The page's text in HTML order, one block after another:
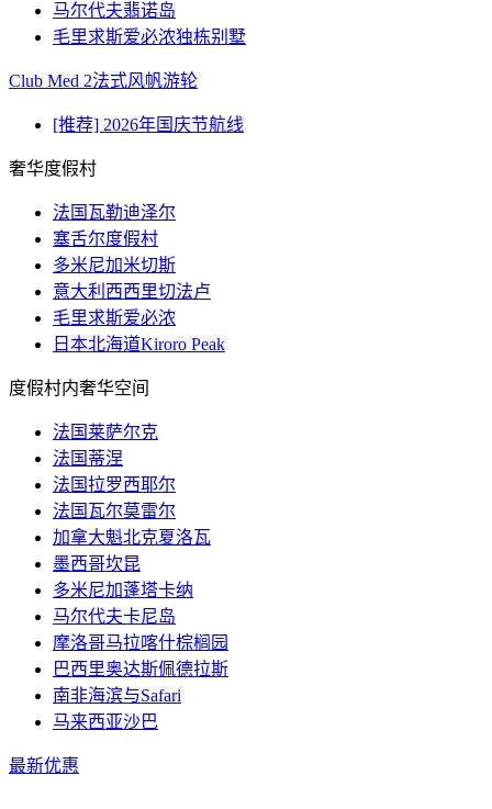
马尔代夫翡诺岛
毛里求斯爱必浓独栋别墅
Club Med 2法式风帆游轮
[推荐] 2026年国庆节航线
奢华度假村
法国瓦勒迪泽尔
塞舌尔度假村
多米尼加米切斯
意大利西西里切法卢
毛里求斯爱必浓
日本北海道Kiroro Peak
度假村内奢华空间
法国莱萨尔克
法国蒂涅
法国拉罗西耶尔
法国瓦尔莫雷尔
加拿大魁北克夏洛瓦
墨西哥坎昆
多米尼加蓬塔卡纳
马尔代夫卡尼岛
摩洛哥马拉喀什棕榈园
巴西里奥达斯佩德拉斯
南非海滨与Safari
马来西亚沙巴
最新优惠